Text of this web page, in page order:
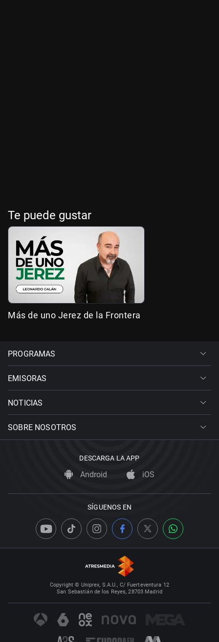
Te puede gustar
Más de uno Jerez de la Frontera
PROGRAMAS
EMISORAS
NOTICIAS
SOBRE NOSOTROS
DESCARGA LA APP
Android iOS
SÍGUENOS EN
Copyright © Uniprex, S.A.U., C/ Fuerteventura 12
San Sebastián de los Reyes, 28703 Madrid